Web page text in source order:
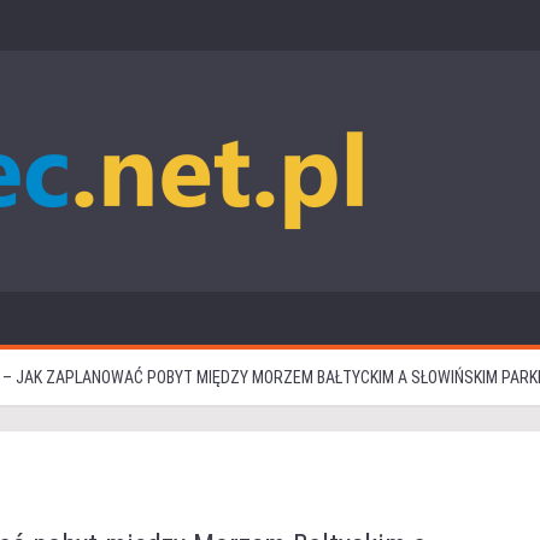
JAK ZAPLANOWAĆ POBYT MIĘDZY MORZEM BAŁTYCKIM A SŁOWIŃSKIM